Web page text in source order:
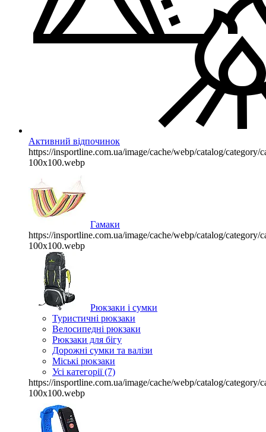
Активний відпочинок
https://insportline.com.ua/image/cache/webp/catalog/category/
100x100.webp
Гамаки
https://insportline.com.ua/image/cache/webp/catalog/category/
100x100.webp
Рюкзаки і сумки
Туристичні рюкзаки
Велосипедні рюкзаки
Рюкзаки для бігу
Дорожні сумки та валізи
Міські рюкзаки
Усі категорії (7)
https://insportline.com.ua/image/cache/webp/catalog/category/
100x100.webp